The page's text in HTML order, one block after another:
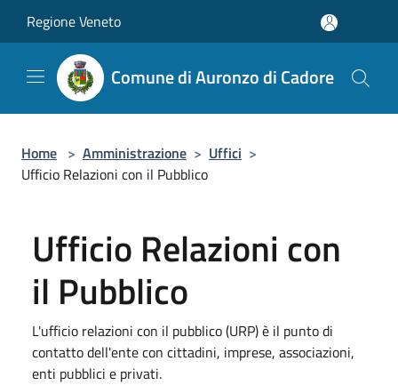
Regione Veneto
Comune di Auronzo di Cadore
Home > Amministrazione > Uffici >
Ufficio Relazioni con il Pubblico
Ufficio Relazioni con
il Pubblico
L'ufficio relazioni con il pubblico (URP) è il punto di
contatto dell'ente con cittadini, imprese, associazioni,
enti pubblici e privati.